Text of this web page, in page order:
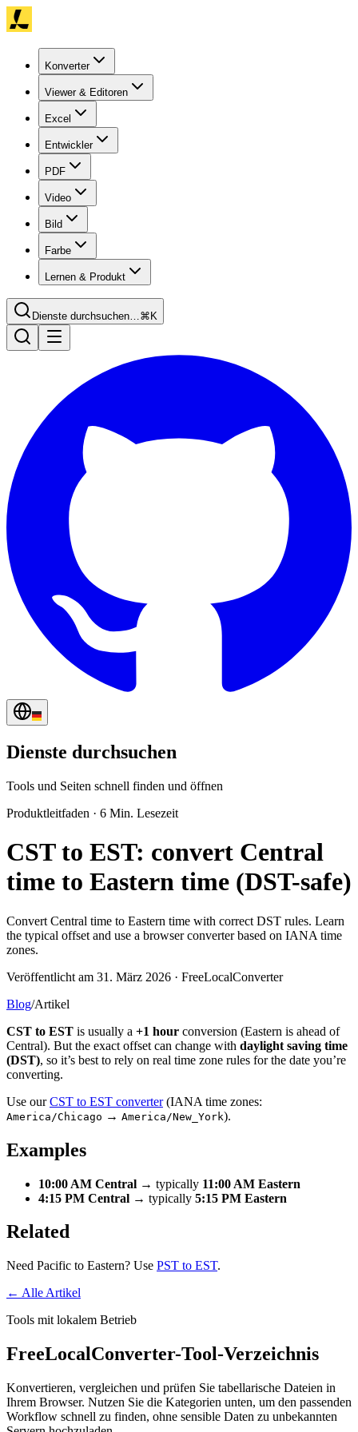
Konverter
Viewer & Editoren
Excel
Entwickler
PDF
Video
Bild
Farbe
Lernen & Produkt
Dienste durchsuchen…⌘K
Dienste durchsuchen
Tools und Seiten schnell finden und öffnen
Produktleitfaden · 6 Min. Lesezeit
CST to EST: convert Central
time to Eastern time (DST-safe)
Convert Central time to Eastern time with correct DST rules. Learn
the typical offset and use a browser converter based on IANA time
zones.
Veröffentlicht am 31. März 2026 · FreeLocalConverter
Blog/Artikel
CST to EST is usually a +1 hour conversion (Eastern is ahead of
Central). But the exact offset can change with daylight saving time
(DST), so it’s best to rely on real time zone rules for the date you’re
converting.
Use our CST to EST converter (IANA time zones:
America/Chicago → America/New_York).
Examples
10:00 AM Central → typically 11:00 AM Eastern
4:15 PM Central → typically 5:15 PM Eastern
Related
Need Pacific to Eastern? Use PST to EST.
← Alle Artikel
Tools mit lokalem Betrieb
FreeLocalConverter-Tool-Verzeichnis
Konvertieren, vergleichen und prüfen Sie tabellarische Dateien in
Ihrem Browser. Nutzen Sie die Kategorien unten, um den passenden
Workflow schnell zu finden, ohne sensible Daten zu unbekannten